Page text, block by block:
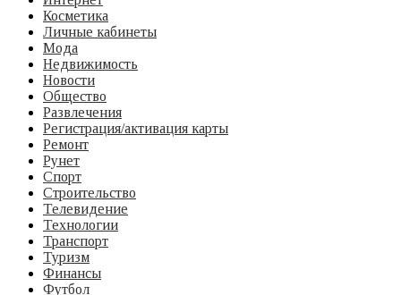
Косметика
Личные кабинеты
Мода
Недвижимость
Новости
Общество
Развлечения
Регистрация/активация карты
Ремонт
Рунет
Спорт
Строительство
Телевидение
Технологии
Транспорт
Туризм
Финансы
Футбол